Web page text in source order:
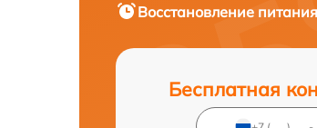
Восстановление
Бесплатная